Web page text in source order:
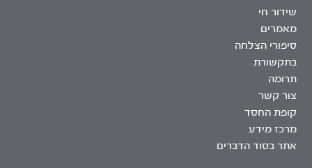
שידור חי
מאמרים
סיפורי הצלחה
בתקשורת
תרומה
צור קשר
קופת החסד
מרכז מידע
אתר בסוד הדברים